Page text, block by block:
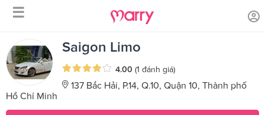
☰
Trang chủ Sản phẩm dịch vụ / Hummmer H3 Limousine
Saigon Limo
4.00 (1 đánh giá)
137 Bắc Hải, P.14, Q.10, Quận 10, Thành phố
Hồ Chí Minh